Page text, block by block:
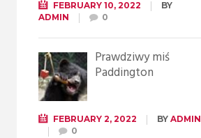
FEBRUARY 10, 2022
BY
ADMIN
0
Prawdziwy miś
Paddington
FEBRUARY 2, 2022 BY ADMIN
0